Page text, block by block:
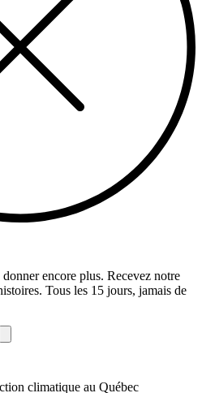
encore plus. Recevez notre
Tous les 15 jours, jamais de